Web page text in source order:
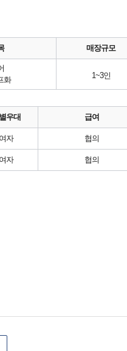
매장규모
화
1~3인
우대 급여
여자 협의
여자 협의